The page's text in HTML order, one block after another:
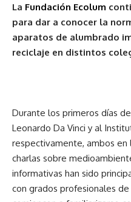
La Fundación Ecolum
para dar a conocer la
aparatos de alumbrado
reciclaje en distintos
Durante los primeros días
Leonardo Da Vinci y al
respectivamente, ambos en
charlas sobre
informativas han sido
con grados profesionales